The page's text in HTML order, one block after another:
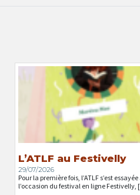
L’ATLF au Festivelly
29/07/2026
Pour la première fois, l’ATLF s’est
l’occasion du festival en ligne Festivelly,